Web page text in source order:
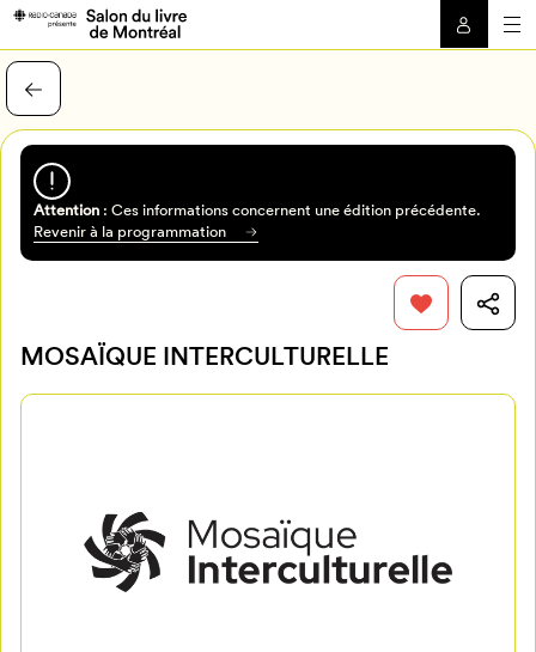
Attention: Ces informations concernent une édition précédente.
Revenir à la programmation
MOSAÏQUE INTERCULTURELLE